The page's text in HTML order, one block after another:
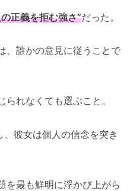
正義を拒む強さ”だった。
、誰かの意見に従うことで
れなくても選ぶこと。
、彼女は個人の信念を突き
を最も鮮明に浮かび上がら